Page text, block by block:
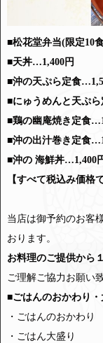
■松花堂弁当(限定10
■天丼…1,400円
■沖の天ぷら定食…
■にゅうめんと天ぷ
■鶏の幽庵焼き定食…
■沖の出汁巻き定食…
■沖の 海鮮丼…1,400
【すべて税込み価格
当店は御予約のお客
おります。
お料理のご提供から
ご理解ご協力お願い
■ごはんのおかわり
・ごはんのおかわり
・ごはん大盛り